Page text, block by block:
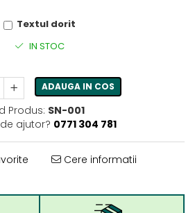
Textul dorit
IN STOC
ADAUGA IN COS
Produs: SN-001
ajutor? 0771 304 781
Cere informatii